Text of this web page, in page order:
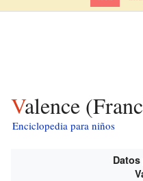
Valence
Enciclopedia para niños